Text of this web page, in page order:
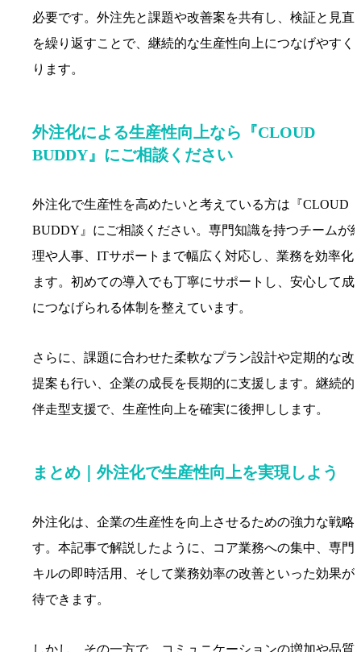
必要です。外注先と課題や改善案を共有し、検証と見直
を繰り返すことで、継続的な生産性向上につなげやすく
ります。
外注化による生産性向上なら『CLOUD
BUDDY』にご相談ください
外注化で生産性を高めたいと考えている方は『CLOUD
BUDDY』にご相談ください。専門知識を持つチームが
理や人事、ITサポートまで幅広く対応し、業務を効率化
ます。初めての導入でも丁寧にサポートし、安心して成
につなげられる体制を整えています。
さらに、課題に合わせた柔軟なプラン設計や定期的な改
提案も行い、企業の成長を長期的に支援します。継続的
伴走型支援で、生産性向上を確実に後押しします。
まとめ｜外注化で生産性向上を実現しよう
外注化は、企業の生産性を向上させるための強力な戦略
す。本記事で解説したように、コア業務への集中、専門
キルの即時活用、そして業務効率の改善といった効果が
待できます。